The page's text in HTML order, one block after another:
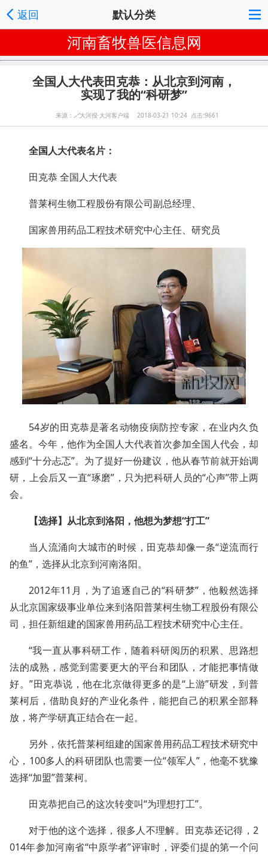
返回 默认分类
河南畜牧兽医信息网
全国人大代表田克恭：从北京到河南，
实现了我的“科研梦”
来源： 🔗大河报·大河客户端 2018-03-21 10:24 点击:9661
全国人大代表名片：
田克恭 全国人大代表
普莱柯生物工程股份有限公司副总经理、
国家兽用药品工程技术研究中心主任、研究员
54岁的田克恭是著名动物疫病防控专家，在业内久负
盛名。今年，他作为全国人大代表首次参加全国人代会，却
感到“十分忐忑”。为了提好一份建议，他从春节前就开始调
研，上会后又一直“琢磨”，只为把科研人员的“心声”带上两
会。
【选择】从北京到洛阳，他想为梦想“打工”
当人流涌向大城市的时候，田克恭却像一条“逆流而行
的鱼”，选择从北京到河南洛阳。
2012年11月，为了追逐自己的“科研梦”，他毅然选择
从北京国家级事业单位来到洛阳普莱柯生物工程股份有限公
司，担任新组建的国家兽用药品工程技术研究中心主任。
“我一直从事科研工作，随着科研阅历的积累、思路想
法的成熟，感觉到需要更大的平台和团队，才能把事情做
好。”田克恭说，他在北京做得更多的是“上游”研发，到普
莱柯后，借助良好的产业化条件，能把自己的积累全部释
放，将产学研真正结合在一起。
另外，依托普莱柯组建的国家兽用药品工程技术研究中
心，100多人的科研团队也需要一位“领军人”，他毫不犹豫
选择“加盟”普莱柯。
田克恭把自己的这次转变叫“为理想打工”。
对于他的这个选择，很多人不理解。田克恭还记得，2
014年参加河南省“中原学者”评审时，评委们提的第一个问